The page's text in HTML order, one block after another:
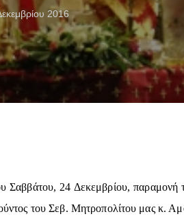
2016
24 Δεκεμβρίου,
του Σεβ. Μητροπολίτου μας κ.